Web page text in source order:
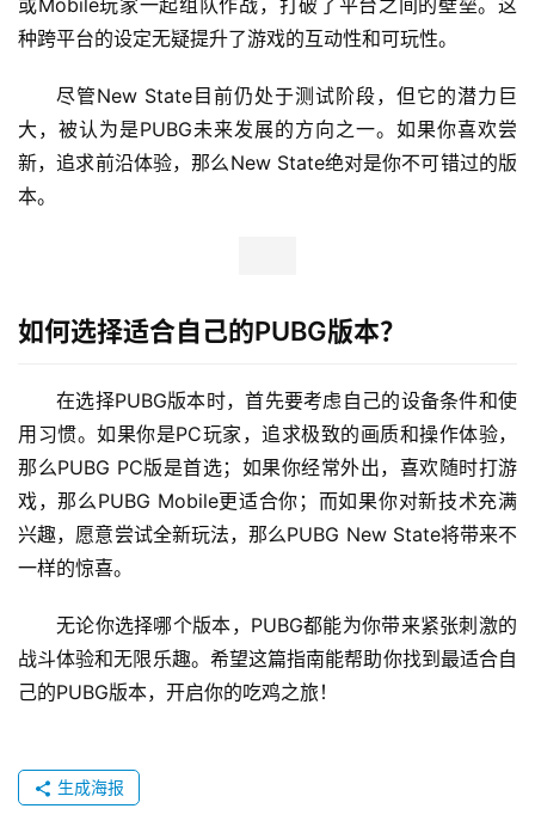
或Mobile玩家一起组队作战，打破了平台之间的壁垒。这
种跨平台的设定无疑提升了游戏的互动性和可玩性。
尽管New State目前仍处于测试阶段，但它的潜力巨
大，被认为是PUBG未来发展的方向之一。如果你喜欢尝
新，追求前沿体验，那么New State绝对是你不可错过的版
本。
如何选择适合自己的PUBG版本？
在选择PUBG版本时，首先要考虑自己的设备条件和使
用习惯。如果你是PC玩家，追求极致的画质和操作体验，
那么PUBG PC版是首选；如果你经常外出，喜欢随时打游
戏，那么PUBG Mobile更适合你；而如果你对新技术充满
兴趣，愿意尝试全新玩法，那么PUBG New State将带来不
一样的惊喜。
无论你选择哪个版本，PUBG都能为你带来紧张刺激的
战斗体验和无限乐趣。希望这篇指南能帮助你找到最适合自
己的PUBG版本，开启你的吃鸡之旅！
生成海报